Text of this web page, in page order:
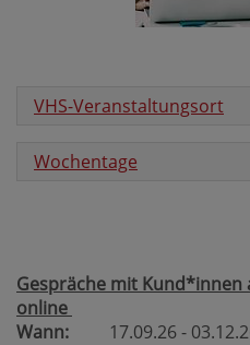
VHS-Veranstaltungsort
Wochentage
Gespräche mit Kund*innen
online
Wann:
17.09.26 -